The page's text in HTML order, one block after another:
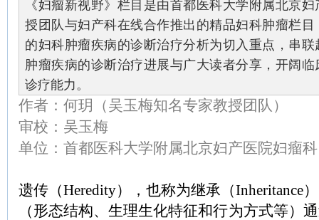
《妇瘤新视野》栏目是由首都医科大学附属北京
授团队与妇产科在线合作推出的精品妇科肿瘤栏
的妇科肿瘤疾病的诊断治疗分析为切入重点，串
肿瘤疾病的诊断治疗进展与广大读者分享，开阔
诊疗能力。
作者：何玥（吴玉梅知名专家教授团队）
审校：吴玉梅
单位：首都医科大学附属北京妇产医院妇瘤科
遗传（Heredity），也称为继承（Inheritance
（形态结构、生理生化特征和行为方式等）